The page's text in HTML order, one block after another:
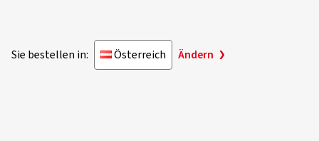
Sie bestellen in: Österreich Ändern